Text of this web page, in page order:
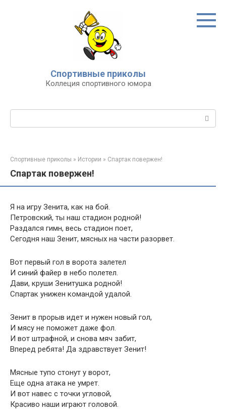
Спортивные приколы
Коллеция спортивного юмора
Спортивные приколы » Истории » Спартак повержен!
Спартак повержен!
Я на игру Зенита, как на бой.
Петровский, ты наш стадион родной!
Раздался гимн, весь стадион поет,
Сегодня наш Зенит, мясных на части разорвет.
Вот первый гол в ворота залетел
И синий файер в небо полетел.
Дави, круши Зенитушка родной!
Спартак унижен командой удалой.
Зенит в прорыв идет и нужен новый гол,
И мясу не поможет даже фол.
И вот штрафной, и снова мяч забит,
Вперед ребята! Да здравствует Зенит!
Мясные тупо стонут у ворот,
Еще одна атака не умрет.
И вот навес с точки угловой,
Красиво наши играют головой.